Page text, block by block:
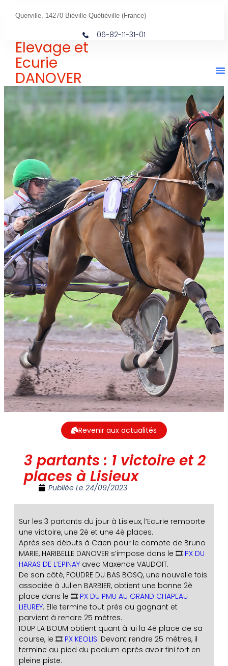
Querville, 14270 Biéville-Quétiéville (France)
06-82-11-31-01
Elevage et
Ecurie
DANOVER
Revenir aux actualités
3 partants : 1 victoire et 2
places à Lisieux
Publiée Le 24/09/2023
Sur les 3 partants du jour à Lisieux, l’Ecurie remporte
une victoire, une 2è et une 4è places.
Après ses débuts à Caen pour le compte de Bruno
MARIE, HARIBELLE DANOVER s’impose dans le 🎞️ PX DU
HARAS DE L’EPINAYavec Maxence VAUDOIT.
De son côté, FOUDRE DU BAS BOSQ, une nouvelle fois
associée à Julien BARBIER, obtient une bonne 2è
place dans le 🎞️ PX DU PMU AU GRAND CHAPEAU
LIEUREY. Elle termine tout près du gagnant et
parvient à rendre 25 mètres.
IOUP LA BOUM obtient quant à lui la 4è place de sa
course, le 🎞️ PX KEOLIS. Devant rendre 25 mètres, il
termine au pied du podium après avoir fini fort en
pleine piste.